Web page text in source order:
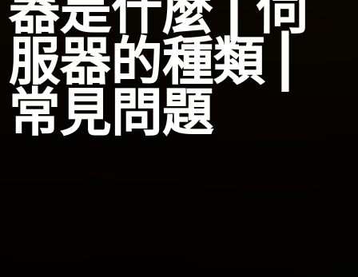
服器的種類 |
常見問題